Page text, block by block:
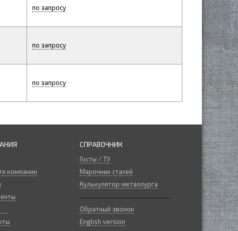
по запросу
по запросу
по запросу
компании
СПРАВОЧНИК
Госты / ТУ
Марочник сталей
Кулькулятор металлурга
Обратный звонок
English version